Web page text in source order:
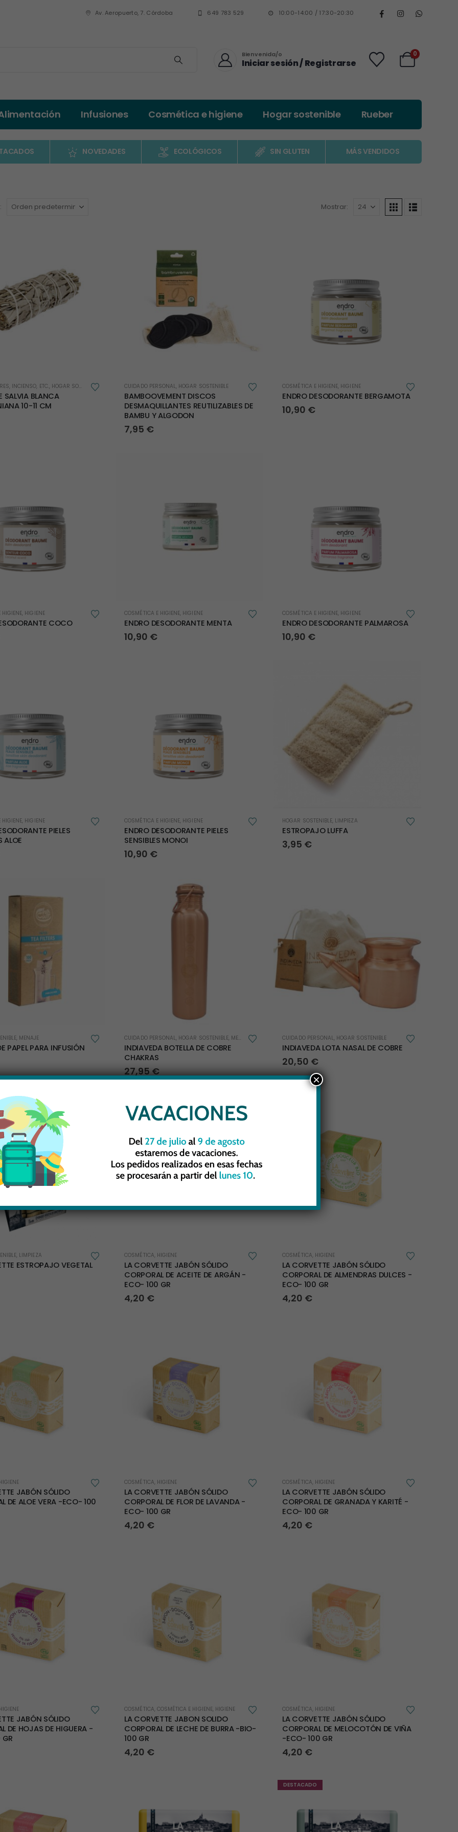
Av. Aeropuerto, 7. Córdoba 649 783 529 10:00-14:00 / 17:30-20:30
Bienvenida/o
Iniciar sesión / Registrarse
0
Infusiones Cosmética e higiene Hogar sostenible Rueber
NOVEDADES ECOLÓGICOS SIN GLUTEN MÁS VENDIDOS
Mostrar:
INCIENSO, ETC. HOGAR SOSTENIBLE
SALVIA BLANCA
10-11 CM
CUIDADO PERSONAL HOGAR SOSTENIBLE
BAMBOOVEMENT DISCOS
DESMAQUILLANTES REUTILIZABLES DE
BAMBU Y ALGODON
7,95 €
COSMÉTICA E HIGIENE HIGIENE
ENDRO DESODORANTE BERGAMOTA
10,90 €
HIGIENE HIGIENE
COCO
COSMÉTICA E HIGIENE HIGIENE
ENDRO DESODORANTE MENTA
10,90 €
COSMÉTICA E HIGIENE HIGIENE
ENDRO DESODORANTE PALMAROSA
10,90 €
HIGIENE HIGIENE
PIELES
ALOE
COSMÉTICA E HIGIENE HIGIENE
ENDRO DESODORANTE PIELES
SENSIBLES MONOI
10,90 €
HOGAR SOSTENIBLE LIMPIEZA
ESTROPAJO LUFFA
3,95 €
MENAJE
PAPEL PARA INFUSIÓN
CUIDADO PERSONAL HOGAR SOSTENIBLE MENAJE
INDIAVEDA BOTELLA DE COBRE
CHAKRAS
27,95€
CUIDADO PERSONAL HOGAR SOSTENIBLE
INDIAVEDA LOTA NASAL DE COBRE
20,50 €
LIMPIEZA
ESTROPAJO VEGETAL
COSMÉTICA HIGIENE
LA CORVETTE JABÓN SÓLIDO
CORPORAL DE ACEITE DE ARGÁN -
ECO- 100 GR
4,20 €
COSMÉTICA HIGIENE
LA CORVETTE JABÓN SÓLIDO
CORPORAL DE ALMENDRAS DULCES -
ECO- 100 GR
4,20 €
HIGIENE
JABÓN SÓLIDO
DE ALOE VERA -ECO- 100
COSMÉTICA HIGIENE
LA CORVETTE JABÓN SÓLIDO
CORPORAL DE FLOR DE LAVANDA -
ECO- 100 GR
4,20 €
COSMÉTICA HIGIENE
LA CORVETTE JABÓN SÓLIDO
CORPORAL DE GRANADA Y KARITÉ -
ECO- 100 GR
4,20 €
HIGIENE
JABÓN SÓLIDO
DE HOJAS DE HIGUERA -
COSMÉTICA COSMÉTICA E HIGIENE, HIGIENE
LA CORVETTE JABON SOLIDO
CORPORAL DE LECHE DE BURRA -BIO-
100 GR
4,20 €
COSMÉTICA HIGIENE
LA CORVETTE JABÓN SÓLIDO
CORPORAL DE MELOCOTÓN DE VIÑA
-ECO- 100 GR
4,20 €
DESTACADO
×